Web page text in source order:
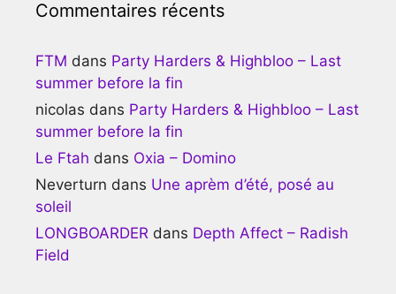
Commentaires récents
FTM dans Party Harders & Highbloo – Last
summer before la fin
nicolas dans Party Harders & Highbloo – Last
summer before la fin
Le Ftah dans Oxia – Domino
Neverturn dans Une aprèm d’été, posé au
soleil
LONGBOARDER dans Depth Affect – Radish
Field